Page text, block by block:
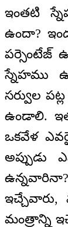
ఇంతటి
ఉందా?
పర్సెంటేజ్
స్నేహము
సర్వుల
ఉండాలి.
ఒకవేళ
ఇచ్చేవారు,
మంత్రాన్ని